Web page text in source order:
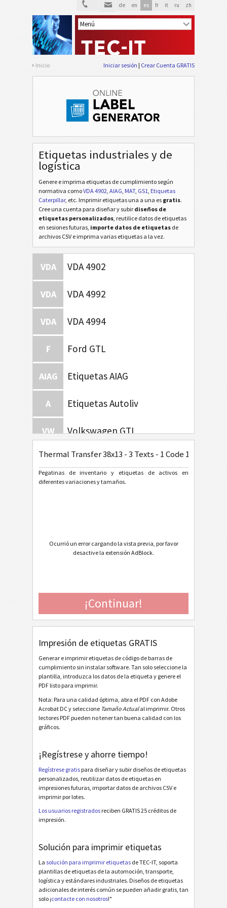
de en es fr it ru zh
Inicio Iniciar sesión Crear Cuenta GRATIS
Etiquetas industriales y de
logística
Genere e imprima etiquetas de cumplimiento según
normativa comoVDA 4902, AIAG, MAT, GS1, Etiquetas
Caterpillar, etc. Imprimir etiquetas una a una es gratis.
Cree una cuenta para diseñar y subir diseños de
etiquetas personalizados, reutilice datos de etiquetas
en sesiones futuras, importe datos de etiquetas de
archivos CSV e imprima varias etiquetas a la vez.
VDA VDA 4902
VDA VDA 4992
VDA VDA 4994
F Ford GTL
AIAG Etiquetas AIAG
A Etiquetas Autoliv
VW Volkswagen GTL
GM General Motors
CAT Caterpillar
O Odette
B BOSCH
MAT Etiquetas MAT
LTO Etiquetas LTO
I Etiquetas para inventario
Avery Zweckform 3666 (38x21) - 2 Texts - 1 Barcode
Avery Zweckform 6121 (38x21) - 3 Texts - 1 Barcode
Avery Zweckform J4720 (45x21) - 2 Texts - 1 Barcode
Thermal Transfer 38x13 - 2 Texts - 1 QR-Code
Thermal Transfer 38x13 - 3 Texts - 1 Code 128
Thermal Transfer 38x13 - 3 Texts - 1 Code 128
Pegatinas de inventario y etiquetas de activos en
diferentes variaciones y tamaños.
Ocurrió un error cargando la vista previa, por favor
desactive la extensión AdBlock.
¡Continuar!
Impresión de etiquetas GRATIS
Generar e imprimir etiquetas de código de barras de
cumplimiento sin instalar software. Tan solo seleccione la
plantilla, introduzca los datos de la etiqueta y genere el
PDF listo para imprimir.
Nota: Para una calidad óptima, abra el PDF con Adobe
Acrobat DC y seleccione Tamaño Actualal imprimir. Otros
lectores PDF pueden no tener tan buena calidad con los
gráficos.
¡Regístrese y ahorre tiempo!
Regístrese gratis para diseñar y subir diseños de etiquetas
personalizados, reutilizar datos de etiquetas en
impresiones futuras, importar datos de archivos CSV e
imprimir por lotes.
Los usuarios registrados reciben GRATIS 25 créditos de
impresión.
Solución para imprimir etiquetas
La solución para imprimir etiquetas de TEC-IT, soporta
plantillas de etiquetas de la automoción, transporte,
logística y estándares industriales. Diseños de etiquetas
adicionales de interés común se pueden añadir gratis, tan
solo ¡contacte con nosotros!"